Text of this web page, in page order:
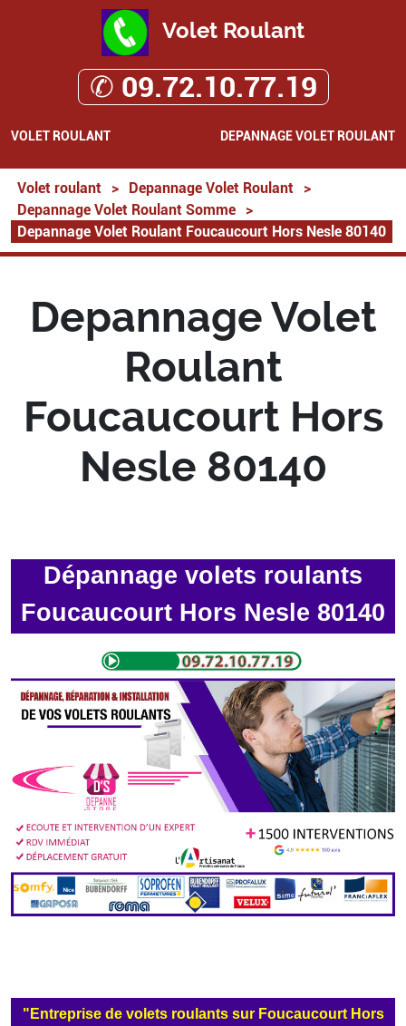
Volet Roulant
✆ 09.72.10.77.19
VOLET ROULANT DEPANNAGE VOLET ROULANT
Volet roulant > Depannage Volet Roulant
>
Depannage Volet Roulant Somme
>
Depannage Volet Roulant Foucaucourt Hors Nesle 80140
Depannage Volet
Roulant
Foucaucourt Hors
Nesle 80140
Dépannage volets roulants
Foucaucourt Hors Nesle 80140
"Entreprise de volets roulants sur Foucaucourt Hors